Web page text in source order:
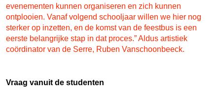
evenementen kunnen organiseren en zich kunnen
ontplooien. Vanaf volgend schooljaar willen we hier nog
sterker op inzetten, en de komst van de feestbus is een
eerste belangrijke stap in dat proces.” Aldus artistiek
coördinator van de Serre, Ruben Vanschoonbeeck.
Vraag vanuit de studenten